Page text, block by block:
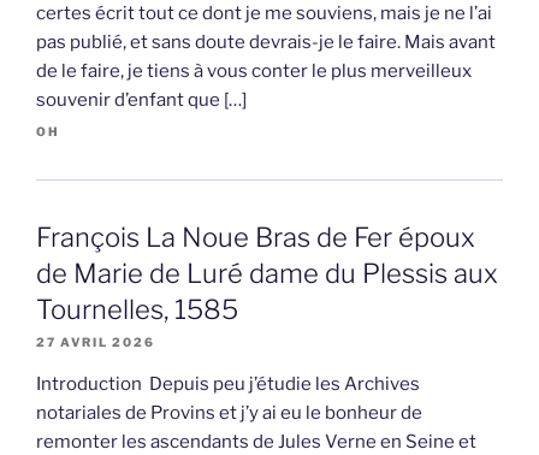
certes écrit tout ce dont je me souviens, mais je ne l’ai
pas publié, et sans doute devrais-je le faire. Mais avant
de le faire, je tiens à vous conter le plus merveilleux
souvenir d’enfant que […]
OH
François La Noue Bras de Fer époux
de Marie de Luré dame du Plessis aux
Tournelles, 1585
27 AVRIL 2026
Introduction Depuis peu j’étudie les Archives
notariales de Provins et j’y ai eu le bonheur de
remonter les ascendants de Jules Verne en Seine et